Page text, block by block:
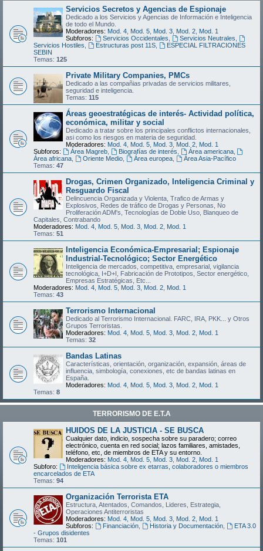
Servicios Secretos y Agencias de Espionaje
Dedicado a los Servicios y Agencias de Información e Inteligencia
de todo el Mundo.
Moderadores: Mod. 4 Mod. 5 Mod. 3 Mod. 2 Mod. 1
Subforos:
Servicios Occidentales Servicios Neutrales
Servicios Hostiles
Estructuras post 11S,
ESPECIAL FILTRACIONES
SEBIN
Temas: 125
Private Military Companies, PMCs
Dedicado a las compañias privadas de servicios militares,
seguridad e inteligencia.
Temas: 115
Áreas geoestratégicas de interés- Actividad política,
económica, militar y social
Dedicado a tratar sobre los principales conflictos internacionales,
asi como los riesgos en materia de seguridad.
Moderadores: Mod. 4 Mod. 5 Mod. 3 Mod. 2 Mod. 1
Subforos:
Área Magreb, Biografías de interés Área americana,
Área africana
Oriente Medio, Área europea,
Área Asia-Pacífico
Temas: 47
Drogas, Crimen Organizado, Inteligencia Criminal y
Resguardo Fiscal
Delincuencia Organizada y Violenta, Trafico de Armas y
Explosivos, Redes de tráfico de Drogas y Personas, No
Proliferación ADM's, Tecnologías de Doble Uso, Blanqueo de
Capitales, Contrabando
Moderadores: Mod. 4 Mod. 5 Mod. 3 Mod. 2 Mod. 1
Temas: 51
Inteligencia Económica-Empresarial; Espionaje
Industrial-Tecnológico; Sector Energético
Inteligencia de mercados, competitiva, empresarial, vigilancia
tecnológica, I+D+I, Fabricación de Prototipos, Sector energético,
Empresas Estratégicas, Etc...
Moderadores: Mod. 4 Mod. 5 Mod. 3 Mod. 2 Mod. 1
Temas: 43
Terrorismo Internacional
Dedicado al Terrorismo Internacional. FARC, IRA, PKK... y Otros
Grupos Terroristas.
Moderadores: Mod. 4 Mod. 5 Mod. 3 Mod. 2 Mod. 1
Temas: 32
Bandas Latinas
Características, orientación, organización, expansión, áreas de
influencia, simbología, conexiones, etc de bandas latinas en
España.
Moderadores: Mod. 4 Mod. 5 Mod. 3 Mod. 2 Mod. 1
Temas: 8
TERRORISMO DE E.T.A
HUIDOS DE LA JUSTICIA - SE BUSCA
Cualquier dato, indicio, sospecha sobre su paradero; correo
electrónico, cuenta en red social; lazos familiares, amistades,
teléfono, etc, de miembros de ETA y su entorno.
Moderadores: Mod. 4 Mod. 5 Mod. 3 Mod. 2 Mod. 1
Subforo:
Inteligencia básica sobre ex etarras, colaboradores o miembros
encarcelados de ETA
Temas: 94
Organización Terrorista ETA
Estructura, Atentados, Comandos, Lideres, Estrategia,
Operaciones Antiterroristas
Moderadores: Mod. 4 Mod. 5 Mod. 3 Mod. 2 Mod. 1
Subforos:
Financiación, Historia y Documentación,
ETA 3.0
- Grupos disidentes
Temas: 101